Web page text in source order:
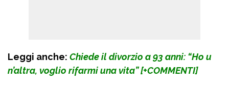
Leggi anche: Chiede il divorzio a 93 anni: “Ho u
n’altra, voglio rifarmi una vita” [+COMMENTI]